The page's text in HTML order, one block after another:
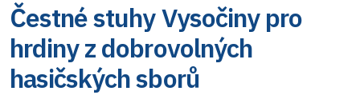
Čestné stuhy Vysočiny pro
hrdiny z dobrovolných
hasičských sborů